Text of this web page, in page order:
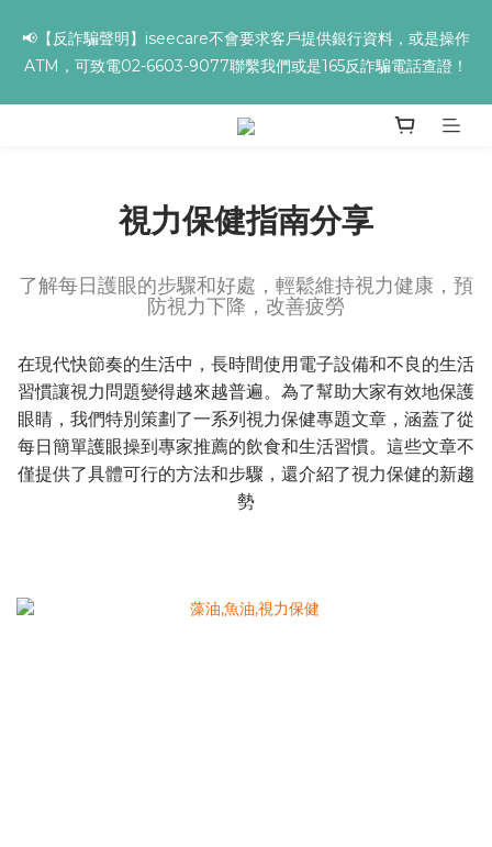
零油光UV防曬乳 ➌滿３２９９贈▸保濕亮顏卸妝膏
📢【反詐騙聲明】iseecare不會要求客戶提供銀行資料，或是操作
ATM，可致電02-6603-9077聯繫我們或是165反詐騙電話查證！
視力保健指南分享
了解每日護眼的步驟和好處，輕鬆維持視力健康，預
防視力下降，改善疲勞
在現代快節奏的生活中，長時間使用電子設備和不良的生活
習慣讓視力問題變得越來越普遍。為了幫助大家有效地保護
眼睛，我們特別策劃了一系列視力保健專題文章，涵蓋了從
每日簡單護眼操到專家推薦的飲食和生活習慣。這些文章不
僅提供了具體可行的方法和步驟，還介紹了視力保健的新趨
勢